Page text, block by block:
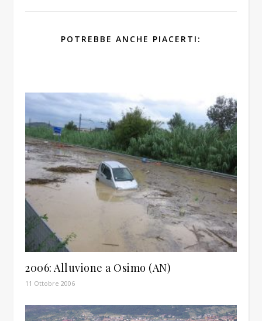
POTREBBE ANCHE PIACERTI:
2006: Alluvione a Osimo (AN)
11 Ottobre 2006